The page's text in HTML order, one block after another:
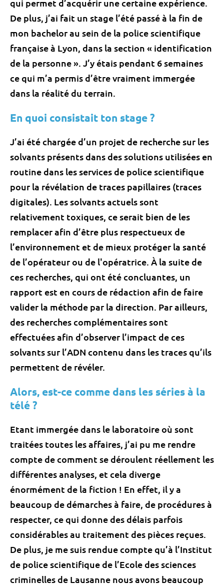
qui permet d’acquérir une certaine expérience.
De plus, j’ai fait un stage l’été passé à la fin de
mon bachelor au sein de la police scientifique
française à Lyon, dans la section « identification
de la personne ». J’y étais pendant 6 semaines
ce qui m’a permis d’être vraiment immergée
dans la réalité du terrain.
En quoi consistait ton stage ?
J’ai été chargée d’un projet de recherche sur les
solvants présents dans des solutions utilisées en
routine dans les services de police scientifique
pour la révélation de traces papillaires (traces
digitales). Les solvants actuels sont
relativement toxiques, ce serait bien de les
remplacer afin d’être plus respectueux de
l’environnement et de mieux protéger la santé
de l’opérateur ou de l'opératrice. À la suite de
ces recherches, qui ont été concluantes, un
rapport est en cours de rédaction afin de faire
valider la méthode par la direction. Par ailleurs,
des recherches complémentaires sont
effectuées afin d’observer l’impact de ces
solvants sur l’ADN contenu dans les traces qu’ils
permettent de révéler.
Alors, est-ce comme dans les séries à la
télé ?
Etant immergée dans le laboratoire où sont
traitées toutes les affaires, j’ai pu me rendre
compte de comment se déroulent réellement les
différentes analyses, et cela diverge
énormément de la fiction ! En effet, il y a
beaucoup de démarches à faire, de procédures à
respecter, ce qui donne des délais parfois
considérables au traitement des pièces reçues.
De plus, je me suis rendue compte qu’à l’Institut
de police scientifique de l’Ecole des sciences
criminelles de Lausanne nous avons beaucoup